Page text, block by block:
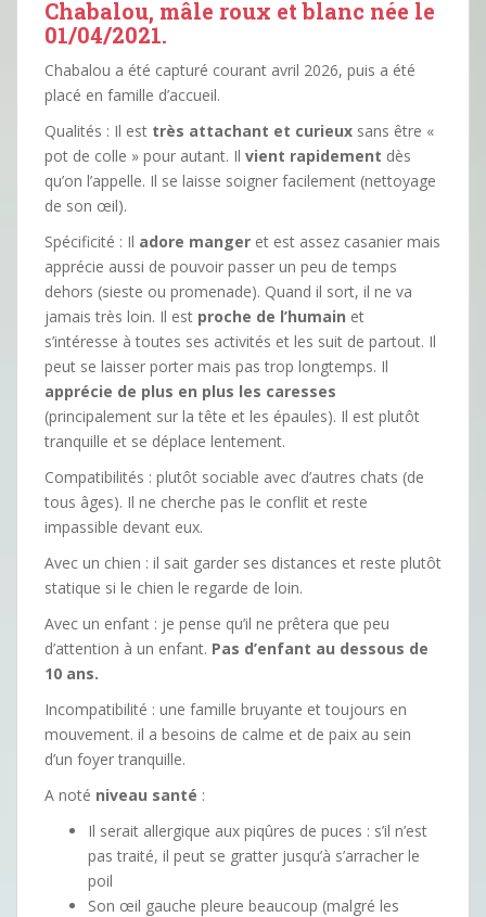
Chabalou, mâle roux et blanc née le
01/04/2021.
Chabalou a été capturé courant avril 2026, puis a été
placé en famille d’accueil.
Qualités : Il est très attachant et curieux sans être «
pot de colle » pour autant. Il vient rapidement dès
qu’on l’appelle. Il se laisse soigner facilement (nettoyage
de son œil).
Spécificité : Il adore manger et est assez casanier mais
apprécie aussi de pouvoir passer un peu de temps
dehors (sieste ou promenade). Quand il sort, il ne va
jamais très loin. Il est proche de l’humain et
s’intéresse à toutes ses activités et les suit de partout. Il
peut se laisser porter mais pas trop longtemps. Il
apprécie de plus en plus les caresses
(principalement sur la tête et les épaules). Il est plutôt
tranquille et se déplace lentement.
Compatibilités : plutôt sociable avec d’autres chats (de
tous âges). Il ne cherche pas le conflit et reste
impassible devant eux.
Avec un chien : il sait garder ses distances et reste plutôt
statique si le chien le regarde de loin.
Avec un enfant : je pense qu’il ne prêtera que peu
d’attention à un enfant. Pas d’enfant au dessous de
10 ans.
Incompatibilité : une famille bruyante et toujours en
mouvement. il a besoins de calme et de paix au sein
d’un foyer tranquille.
A noté niveau santé :
Il serait allergique aux piqûres de puces : s’il n’est
pas traité, il peut se gratter jusqu’à s’arracher le
poil
Son œil gauche pleure beaucoup (malgré les